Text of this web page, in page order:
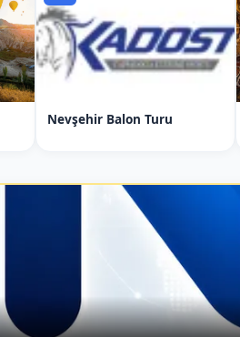
ve
kapasiteli araçlar
Nevşehir Balon Turu